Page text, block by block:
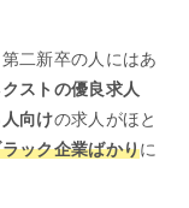
二新卒の人にはあ
ストの優良求人
向けの求人がほと
ック企業ばかりに